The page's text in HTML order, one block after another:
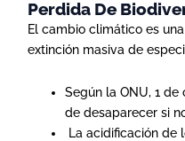
Perdida De
El cambio climático es
extinción masiva de
Según la ONU, 1
de desaparecer si
La acidificación de